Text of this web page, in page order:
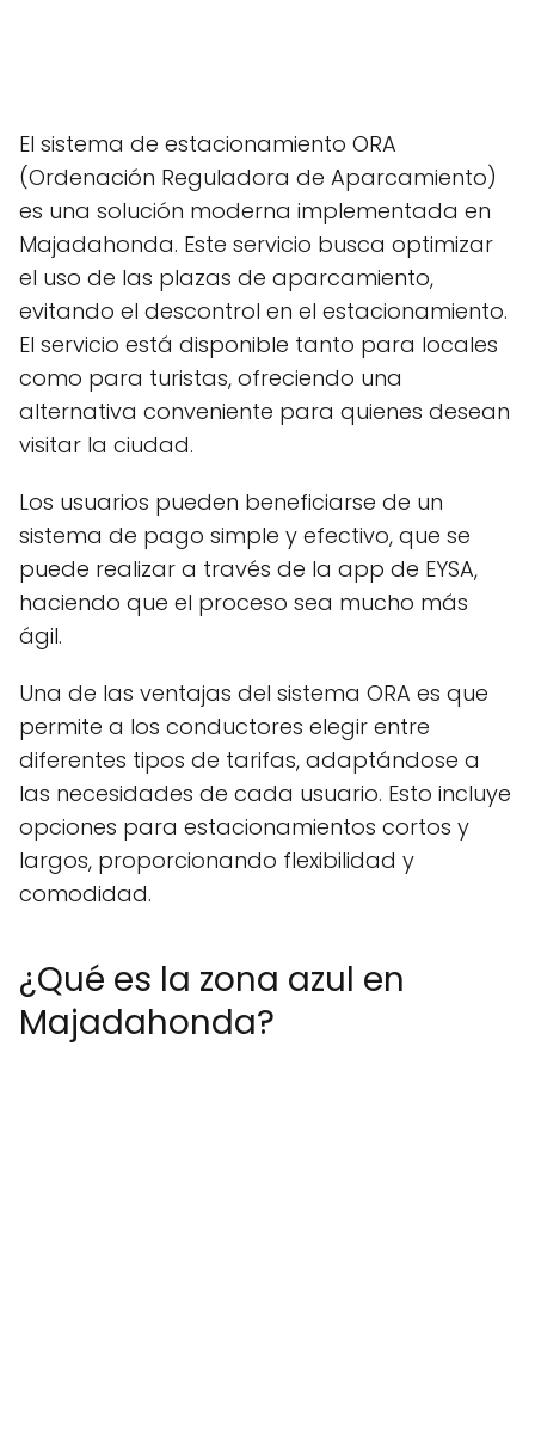
El sistema de estacionamiento ORA
(Ordenación Reguladora de Aparcamiento)
es una solución moderna implementada en
Majadahonda. Este servicio busca optimizar
el uso de las plazas de aparcamiento,
evitando el descontrol en el estacionamiento.
El servicio está disponible tanto para locales
como para turistas, ofreciendo una
alternativa conveniente para quienes desean
visitar la ciudad.
Los usuarios pueden beneficiarse de un
sistema de pago simple y efectivo, que se
puede realizar a través de la app de EYSA,
haciendo que el proceso sea mucho más
ágil.
Una de las ventajas del sistema ORA es que
permite a los conductores elegir entre
diferentes tipos de tarifas, adaptándose a
las necesidades de cada usuario. Esto incluye
opciones para estacionamientos cortos y
largos, proporcionando flexibilidad y
comodidad.
¿Qué es la zona azul en
Majadahonda?